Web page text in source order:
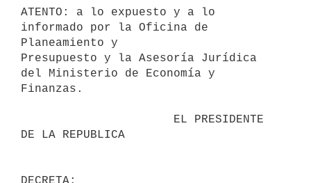
ATENTO: a lo expuesto y a lo
informado por la Oficina de
Planeamiento y
Presupuesto y la Asesoría Jurídica
del Ministerio de Economía y
Finanzas.
DE LA REPUBLICA